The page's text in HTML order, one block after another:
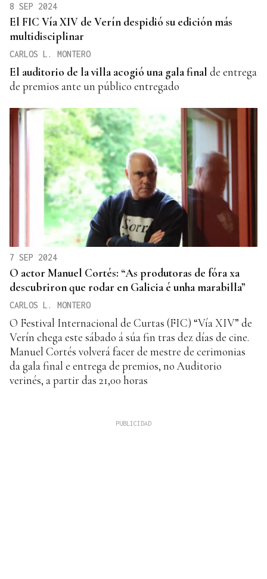
8 SEP 2024
El FIC Vía XIV de Verín despidió su edición más
multidisciplinar
CARLOS L. MONTERO
El auditorio de la villa acogió una gala final de entrega
de premios ante un público entregado
7 SEP 2024
O actor Manuel Cortés: “As produtoras de fóra xa
descubriron que rodar en Galicia é unha marabilla”
CARLOS L. MONTERO
O Festival Internacional de Curtas (FIC) “Vía XIV” de
Verín chega este sábado á súa fin tras dez días de cine.
Manuel Cortés volverá facer de mestre de cerimonias
da gala final e entrega de premios, no Auditorio
verinés, a partir das 21,00 horas